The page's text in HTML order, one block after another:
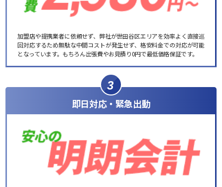
加盟店や提携業者に依頼せず、弊社が世田谷区エリアを効率よく直接巡
回対応するため無駄な中間コストが発生せず、格安料金での対応が可能
となっています。もちろん出張費やお見積り0円で最低価格保証です。
3
即日対応・緊急出動